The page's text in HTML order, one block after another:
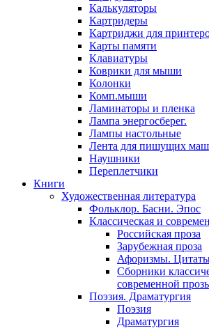
Калькуляторы
Картридеры
Картриджи для
Карты памяти
Клавиатуры
Коврики для мыши
Колонки
Комп.мыши
Ламинаторы и пленка
Лампа энергосберег.
Лампы настольные
Лента для пишущих
Наушники
Переплетчики
Книги
Художественная литература
Фольклор. Басни. Эпос
Классическая и
Российская проза
Зарубежная проза
Афоризмы.
Сборники
современной
Поэзия. Драматургия
Поэзия
Драматургия